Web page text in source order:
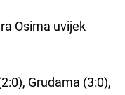
Osima uvijek
Grudama (3:0),